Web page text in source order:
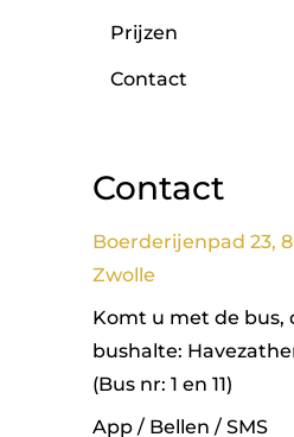
Prijzen
Contact
Contact
Boerderijenpad 23,
Zwolle
Komt u met de bus,
bushalte:
(Bus nr: 1 en 11)
App / Bellen / SMS